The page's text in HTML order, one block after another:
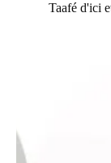
Taafé d'ici